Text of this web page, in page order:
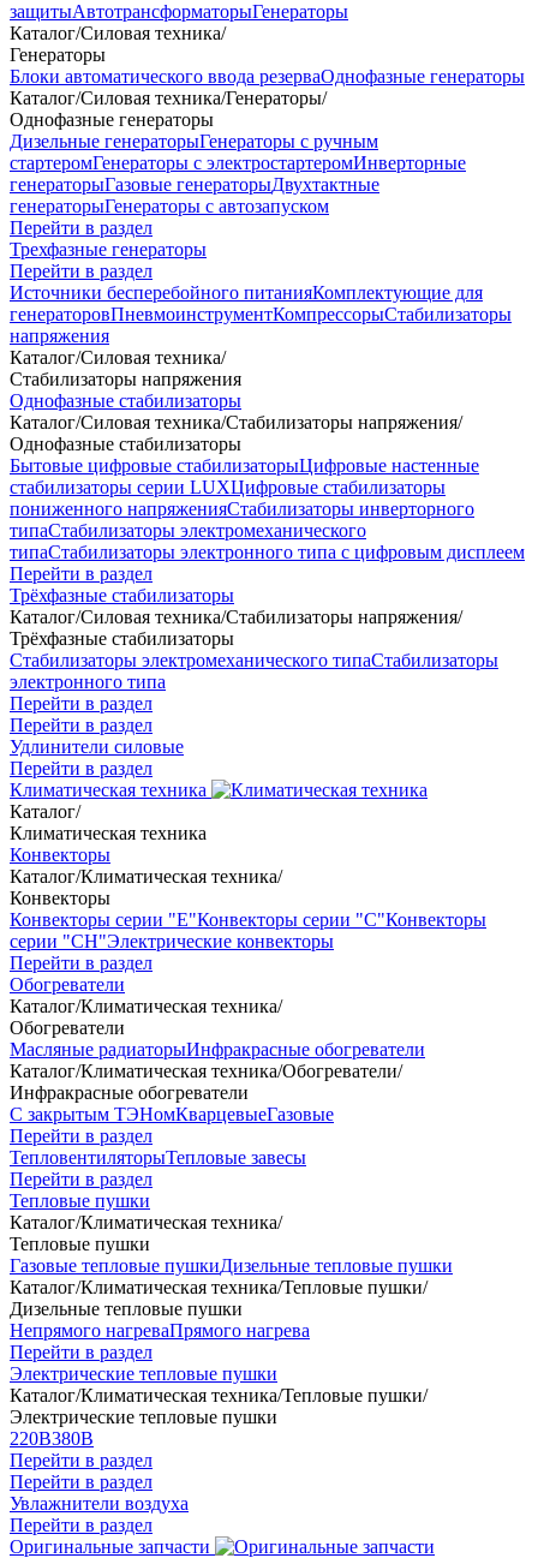
защитыАвтотрансформаторыГенераторы
Каталог/Силовая техника/
Генераторы
Блоки автоматического ввода резерваОднофазные генераторы
Каталог/Силовая техника/Генераторы/
Однофазные генераторы
Дизельные генераторыГенераторы с ручным
стартеромГенераторы с электростартеромИнверторные
генераторыГазовые генераторыДвухтактные
генераторыГенераторы с автозапуском
Перейти в раздел
Трехфазные генераторы
Перейти в раздел
Источники бесперебойного питанияКомплектующие для
генераторовПневмоинструментКомпрессорыСтабилизаторы
напряжения
Каталог/Силовая техника/
Стабилизаторы напряжения
Однофазные стабилизаторы
Каталог/Силовая техника/Стабилизаторы напряжения/
Однофазные стабилизаторы
Бытовые цифровые стабилизаторыЦифровые настенные
стабилизаторы серии LUXЦифровые стабилизаторы
пониженного напряженияСтабилизаторы инверторного
типаСтабилизаторы электромеханического
типаСтабилизаторы электронного типа с цифровым дисплеем
Перейти в раздел
Трёхфазные стабилизаторы
Каталог/Силовая техника/Стабилизаторы напряжения/
Трёхфазные стабилизаторы
Стабилизаторы электромеханического типаСтабилизаторы
электронного типа
Перейти в раздел
Перейти в раздел
Удлинители силовые
Перейти в раздел
Климатическая техника
Каталог/
Климатическая техника
Конвекторы
Каталог/Климатическая техника/
Конвекторы
Конвекторы серии "Е"Конвекторы серии "С"Конвекторы
серии "СН"Электрические конвекторы
Перейти в раздел
Обогреватели
Каталог/Климатическая техника/
Обогреватели
Масляные радиаторыИнфракрасные обогреватели
Каталог/Климатическая техника/Обогреватели/
Инфракрасные обогреватели
С закрытым ТЭНомКварцевыеГазовые
Перейти в раздел
ТепловентиляторыТепловые завесы
Перейти в раздел
Тепловые пушки
Каталог/Климатическая техника/
Тепловые пушки
Газовые тепловые пушкиДизельные тепловые пушки
Каталог/Климатическая техника/Тепловые пушки/
Дизельные тепловые пушки
Непрямого нагреваПрямого нагрева
Перейти в раздел
Электрические тепловые пушки
Каталог/Климатическая техника/Тепловые пушки/
Электрические тепловые пушки
220В380В
Перейти в раздел
Перейти в раздел
Увлажнители воздуха
Перейти в раздел
Оригинальные запчасти